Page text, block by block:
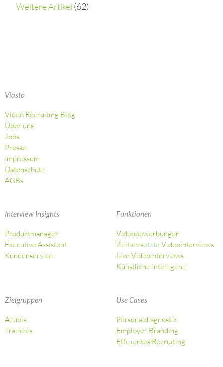
Weitere Artikel (62)
Viasto
Video Recruiting Blog
Über uns
Jobs
Presse
Impressum
Datenschutz
AGBs
Interview Insights
Produktmanager
Executive Assistent
Kundenservice
Funktionen
Videobewerbungen
Zeitversetzte Videointerviews
Live Videointerviews
Künstliche Intelligenz
Zielgruppen
Azubis
Trainees
Use Cases
Personaldiagnostik
Employer Branding
Effizientes Recruiting